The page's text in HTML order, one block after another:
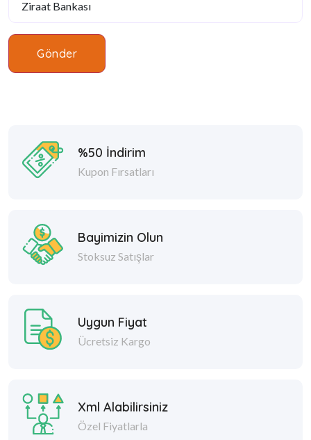
Gönder
%50 İndirim
Kupon Fırsatları
Bayimizin Olun
Stoksuz Satışlar
Uygun Fiyat
Ücretsiz Kargo
Xml Alabilirsiniz
Özel Fiyatlarla